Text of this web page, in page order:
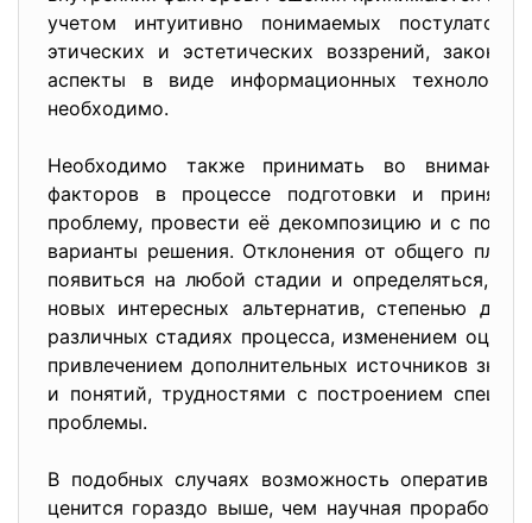
учетом интуитивно понимаемых постулатов
этических и эстетических воззрений,
аспекты в виде информационных
необходимо.
Необходимо также принимать во внимание
факторов в процессе подготовки и
проблему, провести её декомпозицию и с
варианты решения. Отклонения от общего
появиться на любой стадии и определяться,
новых интересных альтернатив, степенью
различных стадиях процесса, изменением
привлечением дополнительных источников
и понятий, трудностями с построением
проблемы.
В подобных случаях возможность
ценится гораздо выше, чем научная